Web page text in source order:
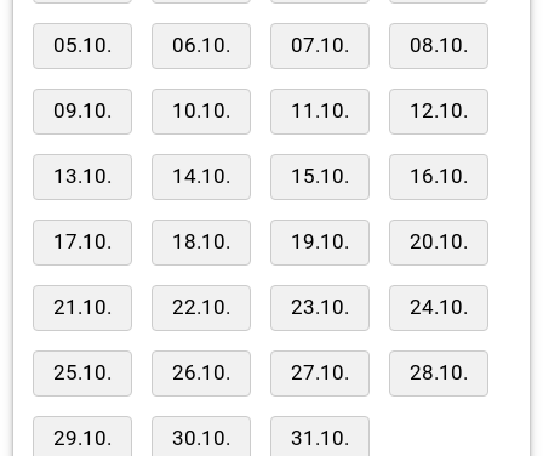
05.10. 06.10. 07.10. 08.10.
09.10. 10.10. 11.10. 12.10.
13.10. 14.10. 15.10. 16.10.
17.10. 18.10. 19.10. 20.10.
21.10. 22.10. 23.10. 24.10.
25.10. 26.10. 27.10. 28.10.
29.10. 30.10. 31.10.